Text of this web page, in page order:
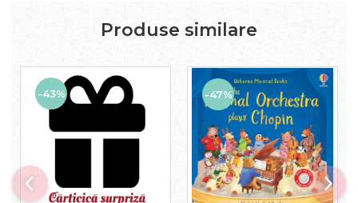
Produse similare
-43% -47%